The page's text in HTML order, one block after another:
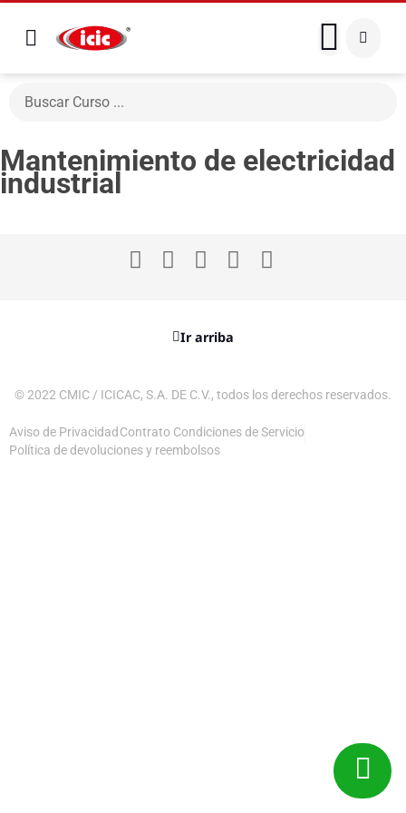
Mantenimiento de electricidad
industrial
Ir arriba
© 2022 CMIC / ICICAC, S.A. DE C.V., todos los derechos reservados.
Aviso de Privacidad Contrato Condiciones de Servicio
Política de devoluciones y reembolsos